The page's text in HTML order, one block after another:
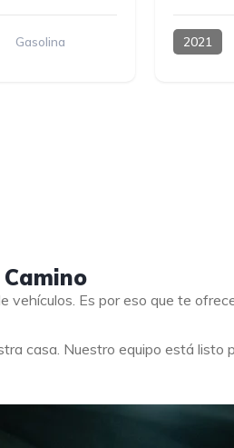
Gasolina 2021
Es por eso que te
casa. Nuestro equipo está listo